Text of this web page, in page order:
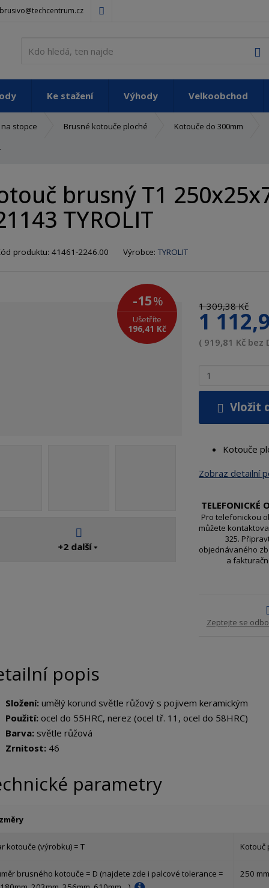
Ke stažení Výhody Velkoobchod
stopce Brusné kotouče ploché Kotouče do 300mm
brusný T1
TYROLIT
produktu: 41461-2246.00
K
v
o
K
d
a
Výrobce: TYROLIT
+2 další
-15%
Ušetříte
196,41 Kč
1 309,38 Kč
1
( 919,81 Kč bez
i
č
Vložit
Kotouče
Zobraz detailní
TELEFONICKÉ
Pro telefonickou
můžete
325.
objednávaného
a
Zeptejte se
popis
Složení: umělý korund světle růžový s pojivem keramickým
Použití: ocel do 55HRC, nerez (ocel tř. 11, ocel do 58HRC)
Barva: světle růžová
Zrnitost: 46
parametry
kotouče (výrobku) = T Kotouč
brusného kotouče = D (najdete zde i palcové tolerance =
250 mm